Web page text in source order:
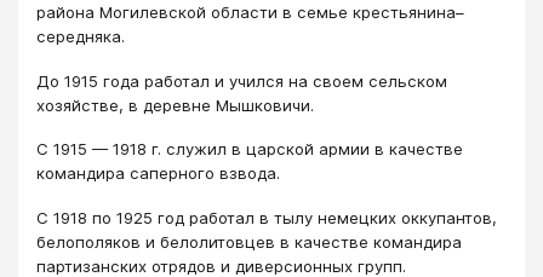
района Могилевской области в семье крестьянина–
середняка.
До 1915 года работал и учился на своем сельском
хозяйстве, в деревне Мышковичи.
С 1915 — 1918 г. служил в царской армии в качестве
командира саперного взвода.
С 1918 по 1925 год работал в тылу немецких оккупантов,
белополяков и белолитовцев в качестве командира
партизанских отрядов и диверсионных групп.